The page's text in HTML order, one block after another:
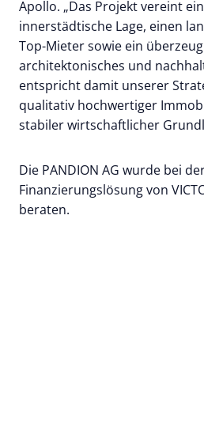
Apollo. „Das Projekt vereint
innerstädtische Lage, einen
Top-Mieter sowie ein
architektonisches und
entspricht damit unserer
qualitativ hochwertiger
stabiler wirtschaftlicher
Die PANDION AG wurde bei
Finanzierungslösung von
beraten.